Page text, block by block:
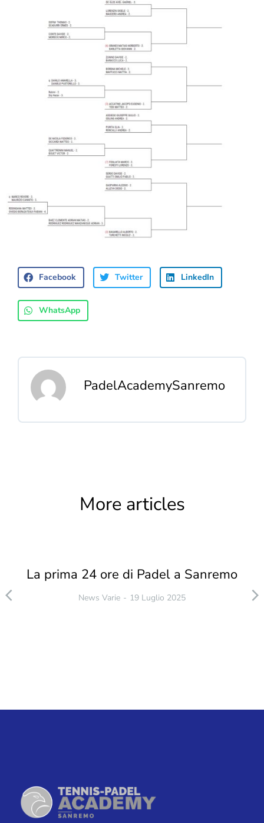
Facebook Twitter LinkedIn
WhatsApp
PadelAcademySanremo
More articles
La prima 24 ore di Padel a Sanremo
News Varie 19 Luglio 2025